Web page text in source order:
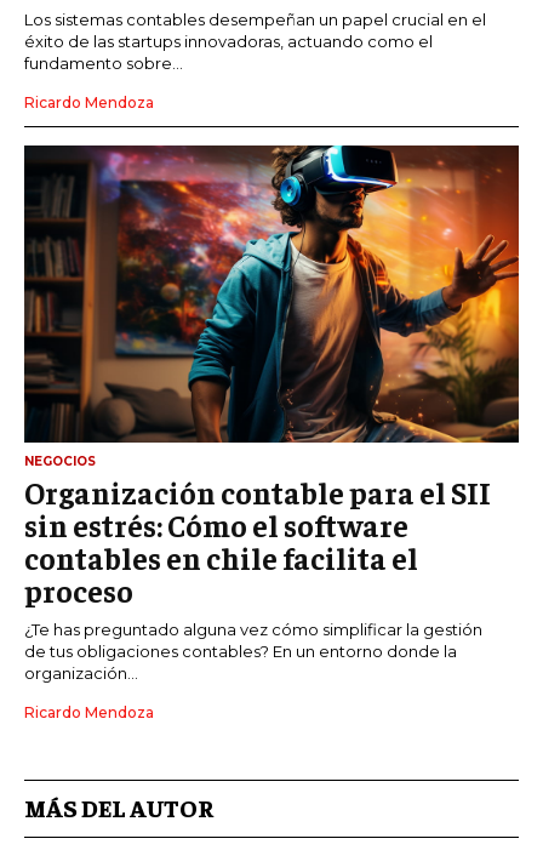
Los sistemas contables desempeñan un papel crucial en el
éxito de las startups innovadoras, actuando como el
fundamento sobre...
Ricardo Mendoza
NEGOCIOS
Organización contable para el SII
sin estrés: Cómo el software
contables en chile facilita el
proceso
¿Te has preguntado alguna vez cómo simplificar la gestión
de tus obligaciones contables? En un entorno donde la
organización...
Ricardo Mendoza
MÁS DEL AUTOR